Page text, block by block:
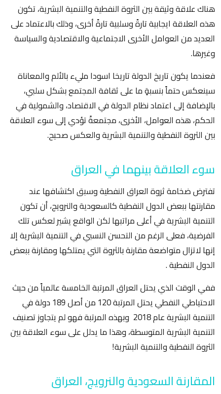
هناك علاقة وثيقة بين الثروة النفطية والتنمية البشرية، تكون
هذه العلاقة ايجابية تارةً وسلبية تارةً أخرى، وذلك بالاعتماد على
العديد من العوامل الأخرى الاجتماعية والاقتصادية والسياسة
وغيرها.
فعندما يكون تاريخ الدولة تاريخا اسودا مليء بالألم والمعاناة
سينعكس حتماً بنسبةٍ ما على ثقافة المجتمع بشكل سلبي،
بالإضافة إلى اعتماد نظام الدولة في الاقتصاد، والشمولية في
الحكم، هذه العوامل، الأخرى، مجتمعةً تؤدي إلى سوء العلاقة
بين الثروة النفطية والتنمية البشرية والعكس صحيح.
سوء العلاقة بينهما في العراق
تفترض ضخامة ثروة العراق النفطية وسبق اكتشافها عند
مقارنتها ببعض الدول النفطية كالسعودية والنرويج، أن تكون
التنمية البشرية في أعلى مراتبها لكن الواقع يشير لعكس تلك
الفرضية، فعلى الرغم من التحسن النسبي في التنمية البشرية إلا
إنها لاتزال متواضعة مقارنة بالثروة التي يمتلكها ومقارنة ببعض
الدول النفطية .
ففي الوقت الذي يحتل العراق المرتبة الخامسة عالمياً من حيث
الاحتياطي النفطي يحتل المرتبة 120 من أصل 189 دولة في
التنمية البشرية عام 2018 وبهذه المرتبة فهو لم يتجاوز تصنيف
التنمية البشرية المتوسطة، وهذا ما يدلل على سوء العلاقة بين
الثروة النفطية والتنمية البشرية!
المقارنة السعودية والنرويج، العراق